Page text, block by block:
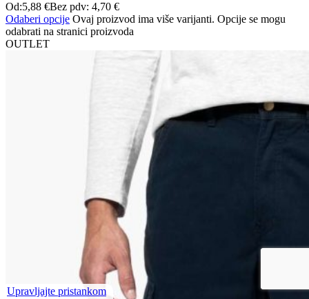
Od:5,88 €Bez pdv: 4,70 €
Odaberi opcije Ovaj proizvod ima više varijanti. Opcije se mogu
odabrati na stranici proizvoda
OUTLET
Upravljajte pristankom